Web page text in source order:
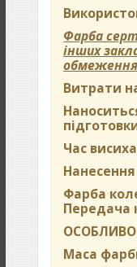
Фарба
інших
Витрати
Час
Фарба
Передача
Маса